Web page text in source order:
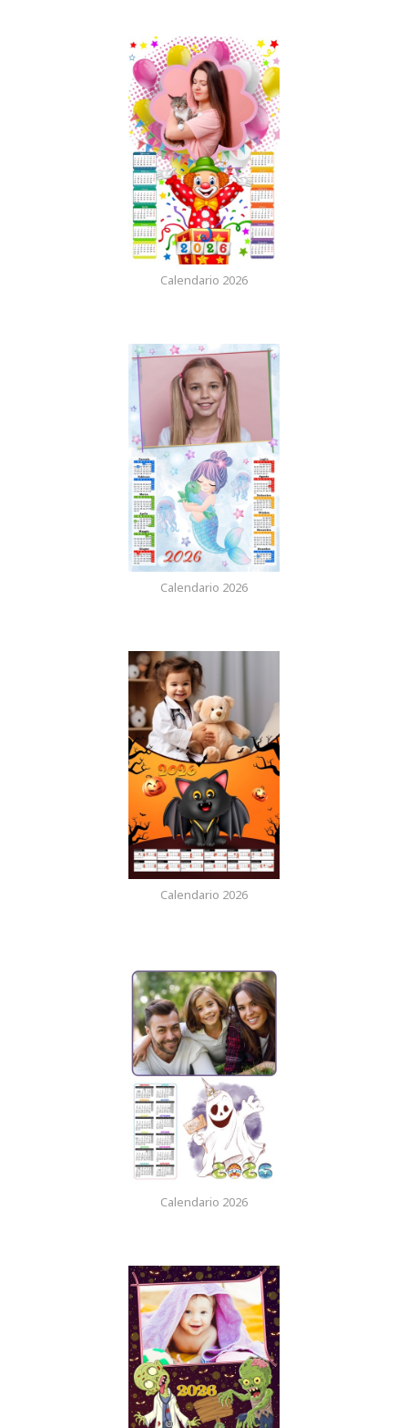
Calendario 2026
Calendario 2026
Calendario 2026
Calendario 2026